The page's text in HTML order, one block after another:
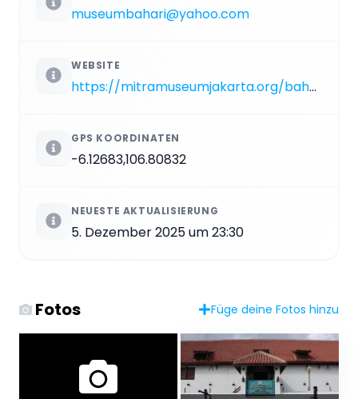
museumbahari@yahoo.com
WEBSITE
https://mitramuseumjakarta.org/bahari
GPS KOORDINATEN
-6.12683,106.80832
NEUESTE AKTUALISIERUNG
5. Dezember 2025 um 23:30
Fotos Füge deine Fotos hinzu